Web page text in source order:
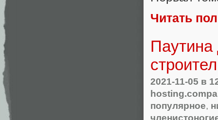
Читать
Паутина
2021-11-05 в
популярное,